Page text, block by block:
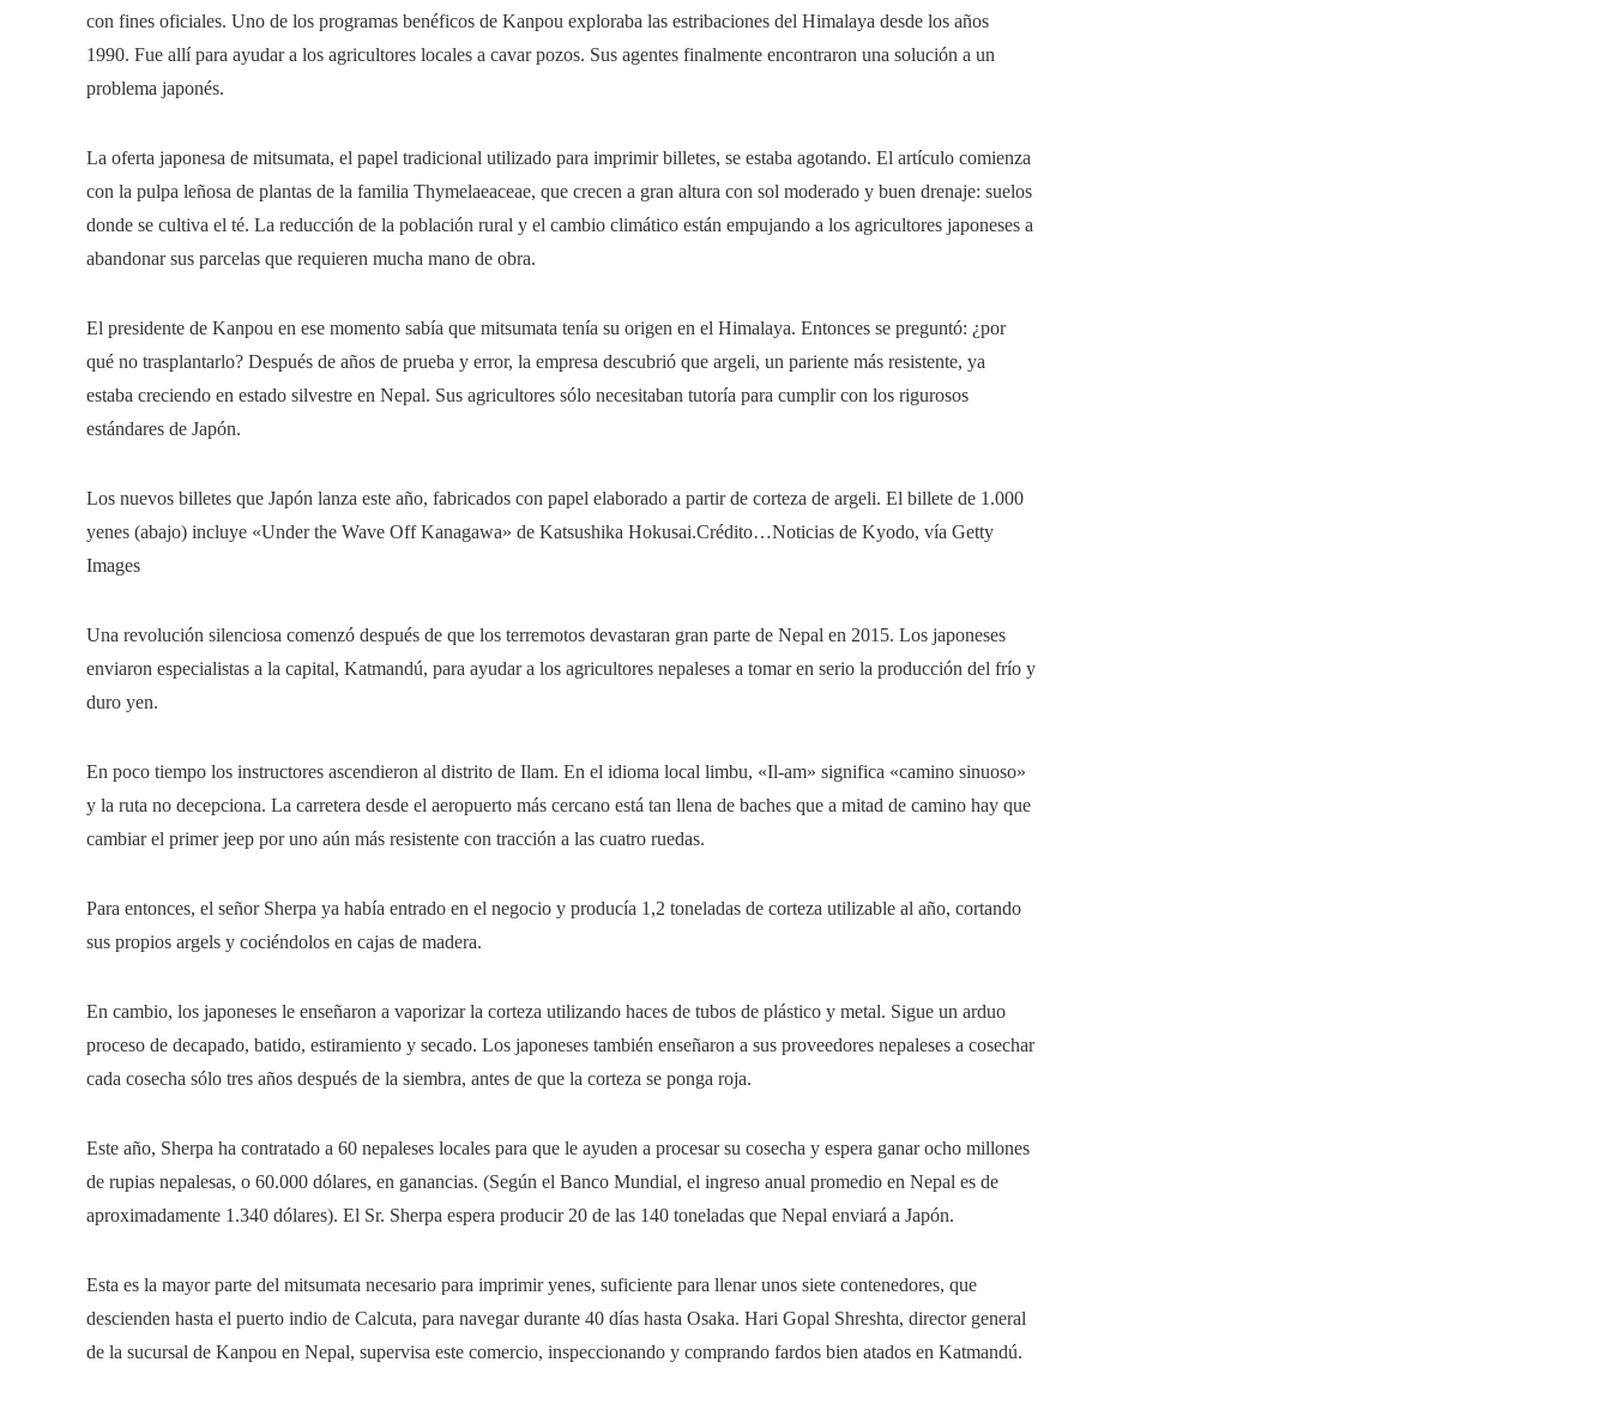
con fines oficiales. Uno de los programas benéficos de Kanpou exploraba las estribaciones del Himalaya desde los años
1990. Fue allí para ayudar a los agricultores locales a cavar pozos. Sus agentes finalmente encontraron una solución a un
problema japonés.
La oferta japonesa de mitsumata, el papel tradicional utilizado para imprimir billetes, se estaba agotando. El artículo comienza
con la pulpa leñosa de plantas de la familia Thymelaeaceae, que crecen a gran altura con sol moderado y buen drenaje: suelos
donde se cultiva el té. La reducción de la población rural y el cambio climático están empujando a los agricultores japoneses a
abandonar sus parcelas que requieren mucha mano de obra.
El presidente de Kanpou en ese momento sabía que mitsumata tenía su origen en el Himalaya. Entonces se preguntó: ¿por
qué no trasplantarlo? Después de años de prueba y error, la empresa descubrió que argeli, un pariente más resistente, ya
estaba creciendo en estado silvestre en Nepal. Sus agricultores sólo necesitaban tutoría para cumplir con los rigurosos
estándares de Japón.
Los nuevos billetes que Japón lanza este año, fabricados con papel elaborado a partir de corteza de argeli. El billete de 1.000
yenes (abajo) incluye «Under the Wave Off Kanagawa» de Katsushika Hokusai.Crédito…Noticias de Kyodo, vía Getty
Images
Una revolución silenciosa comenzó después de que los terremotos devastaran gran parte de Nepal en 2015. Los japoneses
enviaron especialistas a la capital, Katmandú, para ayudar a los agricultores nepaleses a tomar en serio la producción del frío y
duro yen.
En poco tiempo los instructores ascendieron al distrito de Ilam. En el idioma local limbu, «Il-am» significa «camino sinuoso»
y la ruta no decepciona. La carretera desde el aeropuerto más cercano está tan llena de baches que a mitad de camino hay que
cambiar el primer jeep por uno aún más resistente con tracción a las cuatro ruedas.
Para entonces, el señor Sherpa ya había entrado en el negocio y producía 1,2 toneladas de corteza utilizable al año, cortando
sus propios argels y cociéndolos en cajas de madera.
En cambio, los japoneses le enseñaron a vaporizar la corteza utilizando haces de tubos de plástico y metal. Sigue un arduo
proceso de decapado, batido, estiramiento y secado. Los japoneses también enseñaron a sus proveedores nepaleses a cosechar
cada cosecha sólo tres años después de la siembra, antes de que la corteza se ponga roja.
Este año, Sherpa ha contratado a 60 nepaleses locales para que le ayuden a procesar su cosecha y espera ganar ocho millones
de rupias nepalesas, o 60.000 dólares, en ganancias. (Según el Banco Mundial, el ingreso anual promedio en Nepal es de
aproximadamente 1.340 dólares). El Sr. Sherpa espera producir 20 de las 140 toneladas que Nepal enviará a Japón.
Esta es la mayor parte del mitsumata necesario para imprimir yenes, suficiente para llenar unos siete contenedores, que
descienden hasta el puerto indio de Calcuta, para navegar durante 40 días hasta Osaka. Hari Gopal Shreshta, director general
de la sucursal de Kanpou en Nepal, supervisa este comercio, inspeccionando y comprando fardos bien atados en Katmandú.